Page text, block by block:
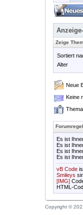
Zeige
Sortiert
Alter
Neue
Keine
Es ist
Es ist
Es ist
Es ist
vB Code
Smileys
[IMG]
HTML-
Copyright ©